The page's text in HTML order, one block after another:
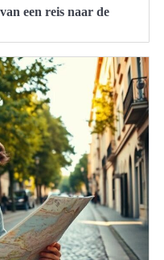
een reis naar de